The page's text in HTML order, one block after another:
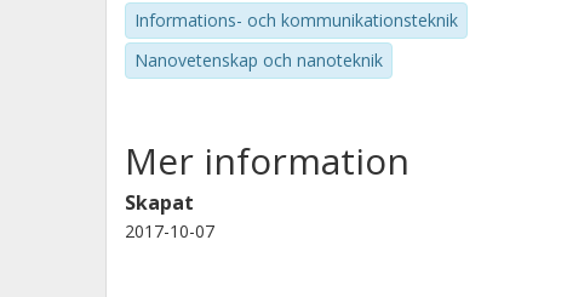
Informations- och kommunikationsteknik
Nanovetenskap och nanoteknik
Mer information
Skapat
2017-10-07